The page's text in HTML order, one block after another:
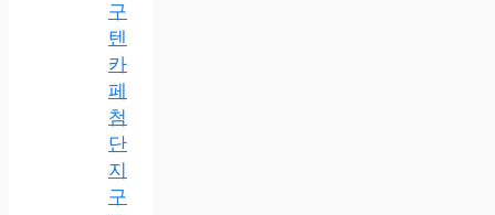
구
텐
카
페
첨
단
지
구